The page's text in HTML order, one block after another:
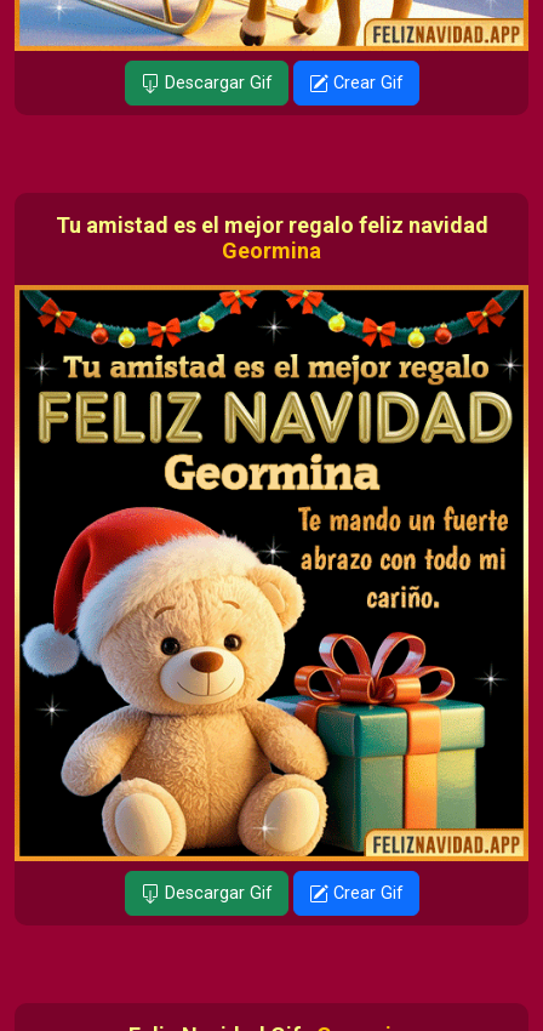
Descargar Gif Crear Gif
Tu amistad es el mejor regalo feliz navidad
Geormina
Descargar Gif Crear Gif